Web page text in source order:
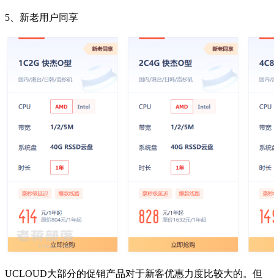
5、新老用户同享
UCLOUD大部分的促销产品对于新客优惠力度比较大的。但